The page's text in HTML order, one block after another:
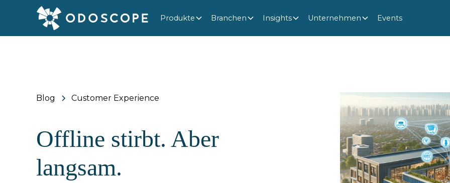
Produkte Branchen Insights Unternehmen Events
Blog Customer Experience
Offline stirbt. Aber
langsam.